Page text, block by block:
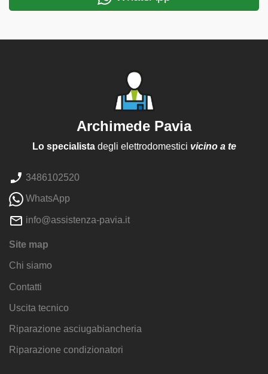
Archimede Pavia
Lo specialistadegli elettrodomestici vicino a te
3486102520
WhatsApp
info@assistenza-pavia.it
Site map
Chi siamo
Contatti
Uscita tecnico
Riparazione asciugabiancheria
Riparazione condizionatori